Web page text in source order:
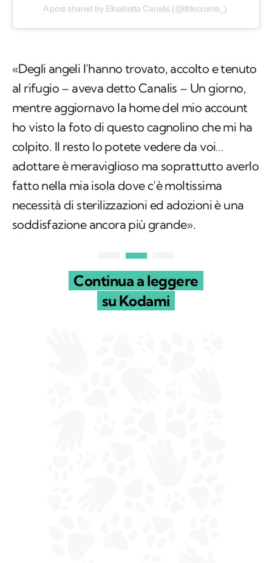
A post shared by Elisabetta Canalis (@littlecrumb_)
«Degli angeli l’hanno trovato, accolto e tenuto
al rifugio – aveva detto Canalis – Un giorno,
mentre aggiornavo la home del mio account
ho visto la foto di questo cagnolino che mi ha
colpito. Il resto lo potete vedere da voi…
adottare è meraviglioso ma soprattutto averlo
fatto nella mia isola dove c’è moltissima
necessità di sterilizzazioni ed adozioni è una
soddisfazione ancora più grande».
Continua a leggere
su Kodami